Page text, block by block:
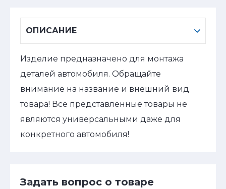
ОПИСАНИЕ
Изделие предназначено для монтажа
деталей автомобиля. Обращайте
внимание на название и внешний вид
товара! Все представленные товары не
являются универсальными даже для
конкретного автомобиля!
Задать вопрос о товаре